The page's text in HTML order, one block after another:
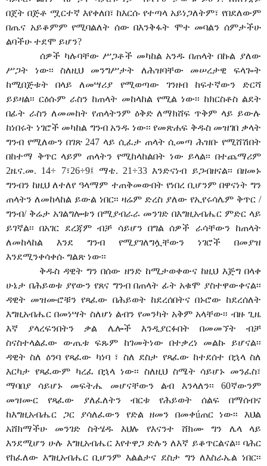
በጀት በጅቶ ሟርተኛ እየቀለበ፣ ከእርሱ የተጣላ አይነጋለትም፣ የበደለውም
በጤና አይቆምም የሚባልለት ሰው በእንቅፋት ሞተ መባልን ሰምታችሁ
ልባችሁ ተደሞ ይሆን?
ሰዎች ካሉባቸው ሥጋቶች መካከል አንዱ በጠላት በኩል ያለው
ሥጋት ነው፡፡ ስለዚህ መንግሥታት ለሕዝባቸው መሠረታዊ ፍላጐት
ከሚበጅቱት በላይ ለመሣሪያ የሚወጣው ገንዘብ ከፍተኛውን ድርሻ
ይይዛል፡፡ ርዕሱም ራስን ከጠላት መከላከል የሚል ነው፡፡ ከክርስቶስ ልደት
በፊት ራስን ለመመከት የጠላትንም ዕቅድ ለማክሸፍ ጥቅም ላይ ይውሉ
ከነበሩት ነገሮች መካከል ግንብ አንዱ ነው፡፡ የመጽሐፍ ቅዱስ መዝገበ ቃላት
ግንብ የሚለውን በገጽ 247 ላይ ሲፈታ ጠላት ሲመጣ ሕዝቡ የሚሸሽበት
በከተማ ቅጥር ላይም ጠላትን የሚከላከልበት ነው ይላል፡፡ በተጨማሪም
2ዜና.መ. 14÷ 7፣26÷9፤ ማቴ. 21÷33 እንድናነብ ይጋብዘናል፡፡ በዘመኑ
ግንብን ከዚህ ለተለየ ዓላማም ተጠቅመውበት የነበረ ቢሆንም በዋናነት ግን
ጠላትን ለመከላከል ይውል ነበር፡፡ ዛሬም ድረስ ያለው የኢየሩሳሌም ቅጥር /
ግንብ/ ቅሬታ አገልግሎቱን በሚያብራራ መንገድ በእግዚአብሔር ምድር ላይ
ይገኛል፡፡ በአገር ደረጃም ብቻ ሳይሆን በግል ሰዎች ራሳቸውን ከጠላት
ለመከላከል እንደ ግንብ የሚያገለግሏቸውን ነገሮች በመያዝ
እንደሚንቀሳቀሱ ግልጽ ነው፡፡
ቅዱስ ዳዊት ግን በሰው ዘንድ ከሚታወቀውና ከዚህ እጅግ በላቀ
ሁኔታ በሕይወቱ ያየውን የጸና ግንብ በጠላት ፊት አቁሞ ያስተዋውቀናል፡፡
ዳዊት መዝሙሮቹን የጻፈው በሕይወት ከደረሰበትና በኑሮው ከደረሰለት
እግዚአብሔር በመነሣት ስለሆነ ልብን የመንካት አቅም አላቸው፡፡ ብዙ ጊዜ
እኛ ያላረፍንበትን ቃል ሌሎች እንዲያርፉበት በመመኘት ብቻ
ስናስተላልፈው ውጤቱ ፍጹም ከገመትነው በተቃረነ መልኩ ይሆናል፡፡
ዳዊት ስለ ዕንባ የጻፈው ካነባ ፣ ስለ ደስታ የጻፈው ከተደሰተ በኋላ ስለ
እርካታ የጻፈውም ካረፈ በኋላ ነው፡፡ ስለዚህ ስሜት ሳይሆኑ መንፈስ፣
ማባበያ ሳይሆኑ መፍትሔ መሆናቸውን ልብ እንላለን፡፡ 60ኛውንም
መዝሙር የጻፈው ያለፈለትን ብርቱ የሕይወት ሰልፍ በማሰብና
ከእግዚአብሔር ጋር ያሳለፈውን የድል ዘመን በመቀúጠር ነው፡፡ እህል
አሸክማችሁ መንገድ ስትሄዱ እህሉ የእናንተ ሸክሙ ግን ሌላ ላይ
እንደሚሆን ሁሉ እግዚአብሔር እየተዋጋ ድሉን ለእኛ ይቆጥርልናል፡፡ ባሕር
የከፈለው እግዚአብሔር ቢሆንም እልልታና ደስታ ግን ለእስራኤል ነበር፡፡